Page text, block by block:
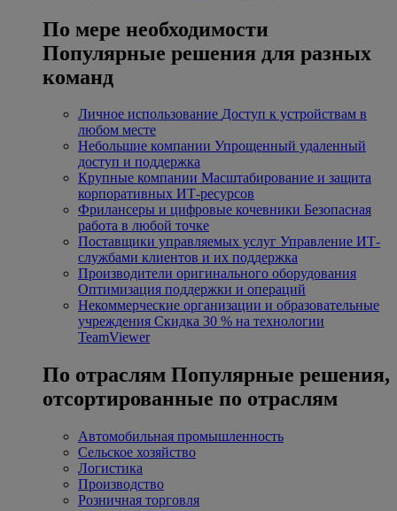
По мере необходимости
Популярные решения для разных
команд
Личное использование Доступ к устройствам в
любом месте
Небольшие компании Упрощенный удаленный
доступ и поддержка
Крупные компании Масштабирование и защита
корпоративных ИТ-ресурсов
Фрилансеры и цифровые кочевники Безопасная
работа в любой точке
Поставщики управляемых услуг Управление ИТ-
службами клиентов и их поддержка
Производители оригинального оборудования
Оптимизация поддержки и операций
Некоммерческие организации и образовательные
учреждения Скидка 30 % на технологии
TeamViewer
По отраслям Популярные решения,
отсортированные по отраслям
Автомобильная промышленность
Сельское хозяйство
Логистика
Производство
Розничная торговля